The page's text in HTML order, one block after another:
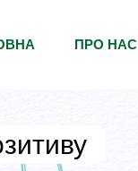
ПРО НАС